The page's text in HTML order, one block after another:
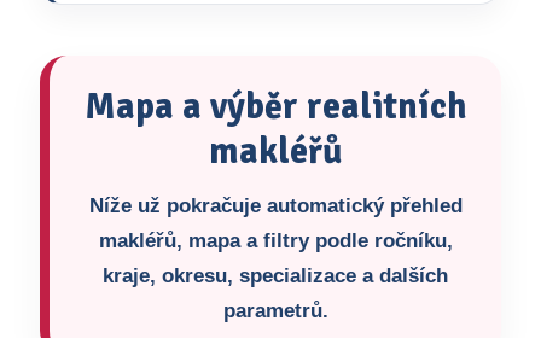
Mapa a výběr realitních
makléřů
Níže už pokračuje automatický přehled
makléřů, mapa a filtry podle ročníku,
kraje, okresu, specializace a dalších
parametrů.